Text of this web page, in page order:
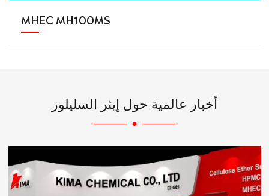
MHEC MH100MS
أخبار عالمية حول إيثر السليلوز